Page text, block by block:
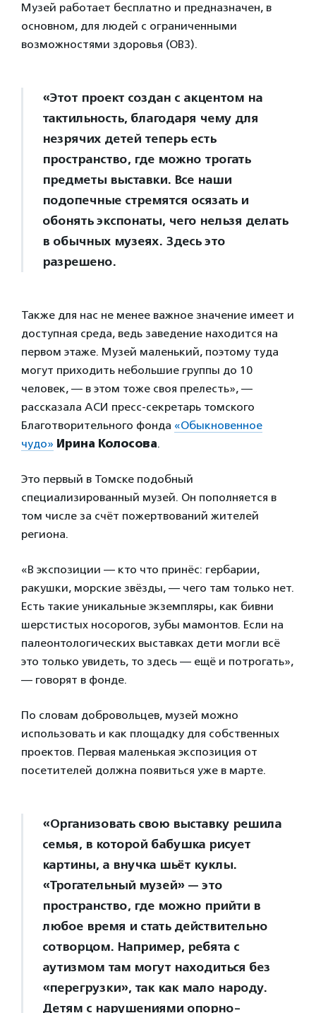
Музей работает бесплатно и предназначен, в
основном, для людей с ограниченными
возможностями здоровья (ОВЗ).
«Этот проект создан с акцентом на
тактильность, благодаря чему для
незрячих детей теперь есть
пространство, где можно трогать
предметы выставки. Все наши
подопечные стремятся осязать и
обонять экспонаты, чего нельзя делать
в обычных музеях. Здесь это
разрешено.
Также для нас не менее важное значение имеет и
доступная среда, ведь заведение находится на
первом этаже. Музей маленький, поэтому туда
могут приходить небольшие группы до 10
человек, — в этом тоже своя прелесть», —
рассказала АСИ пресс-секретарь томского
Благотворительного фонда «Обыкновенное
чудо» Ирина Колосова.
Это первый в Томске подобный
специализированный музей. Он пополняется в
том числе за счёт пожертвований жителей
региона.
«В экспозиции — кто что принёс: гербарии,
ракушки, морские звёзды, — чего там только нет.
Есть такие уникальные экземпляры, как бивни
шерстистых носорогов, зубы мамонтов. Если на
палеонтологических выставках дети могли всё
это только увидеть, то здесь — ещё и потрогать»,
— говорят в фонде.
По словам добровольцев, музей можно
использовать и как площадку для собственных
проектов. Первая маленькая экспозиция от
посетителей должна появиться уже в марте.
«Организовать свою выставку решила
семья, в которой бабушка рисует
картины, а внучка шьёт куклы.
«Трогательный музей» — это
пространство, где можно прийти в
любое время и стать действительно
сотворцом. Например, ребята с
аутизмом там могут находиться без
«перегрузки», так как мало народу.
Детям с нарушениями опорно-